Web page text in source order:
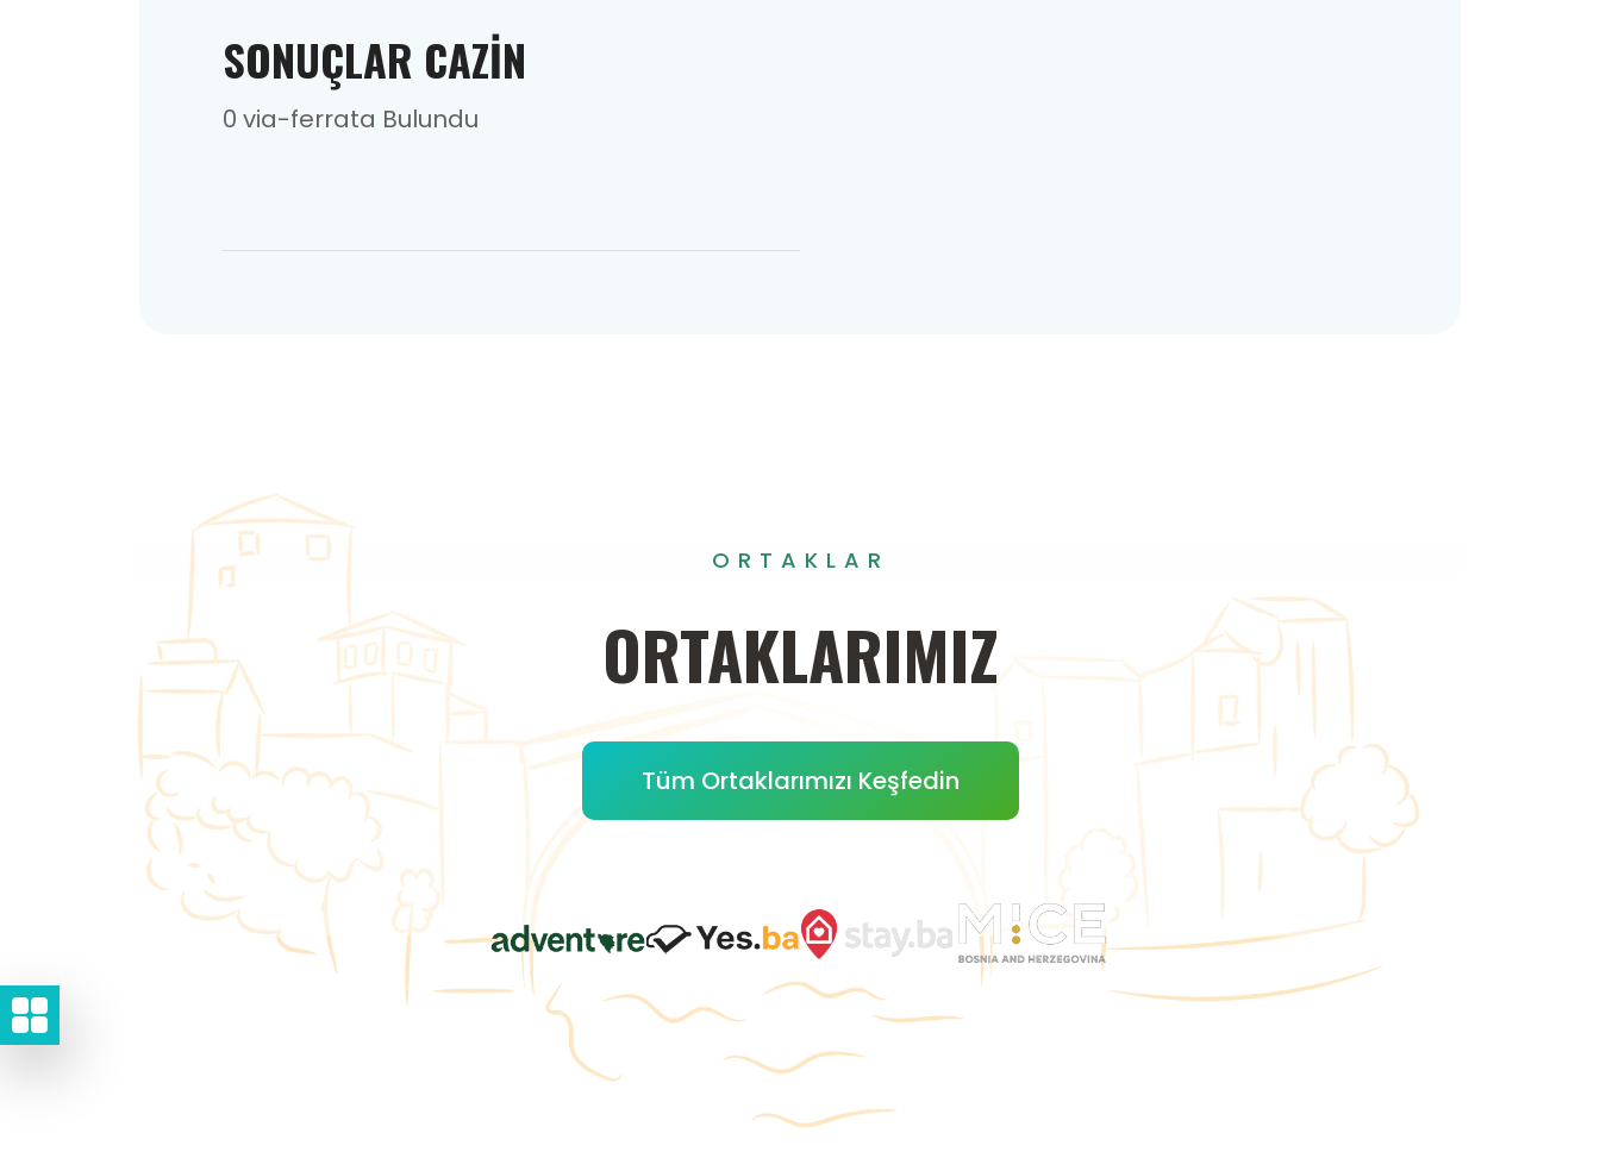
SONUÇLAR CAZIN
0 via-ferrata Bulundu
ORTAKLAR
ORTAKLARIMIZ
Tüm Ortaklarımızı Keşfedin